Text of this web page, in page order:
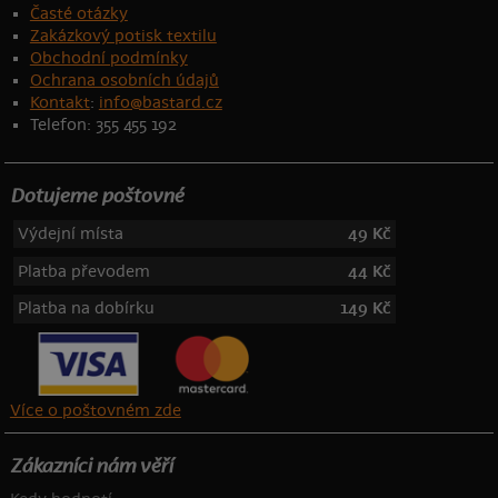
Časté otázky
Zakázkový potisk textilu
Obchodní podmínky
Ochrana osobních údajů
Kontakt: info@bastard.cz
Telefon: 355 455 192
Dotujeme poštovné
Výdejní místa
49 Kč
Platba převodem
44 Kč
Platba na dobírku
149 Kč
Více o poštovném zde
Zákazníci nám věří